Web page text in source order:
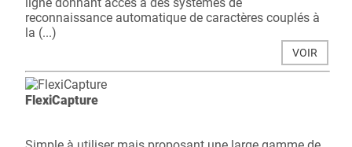
reconnaissance automatique de caractères couplés à
la (...)
VOIR
FlexiCapture